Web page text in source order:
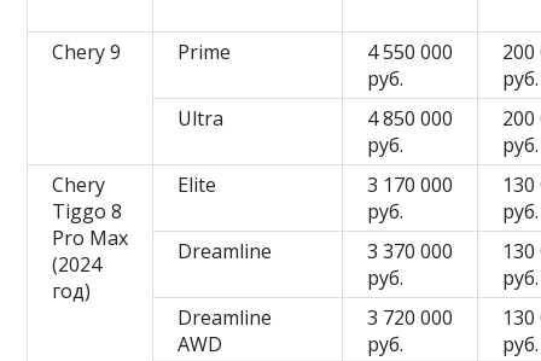
Chery 9 Prime
4 550 000
руб.
200
руб.
Ultra
4 850 000
руб.
200
руб.
Chery
Tiggo 8
Pro Max
(2024
год)
Elite
3 170 000
руб.
руб.
Dreamline
3 370 000
руб.
руб.
Dreamline
AWD
3 720 000
руб.
руб.